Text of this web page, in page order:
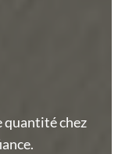
quantité chez